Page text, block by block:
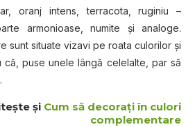
oranj intens, terracota, ruginiu –
armonioase, numite și analoge.
sunt situate vizavi pe roata culorilor și
că, puse unele lângă celelalte, par să
şi Cum să decorați în culori
complementare